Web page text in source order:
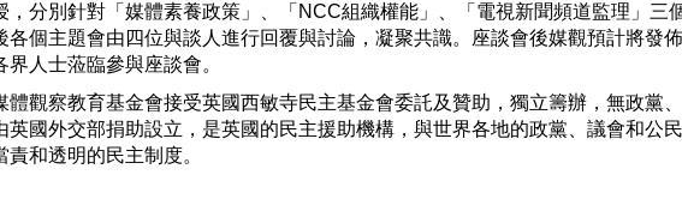
，分別針對「媒體素養政策」、「NCC組織權能」、「電視新聞頻道監理」三
個主題會由四位與談人進行回覆與討論，凝聚共識。座談會後媒觀預計將發
人士蒞臨參與座談會。
觀察教育基金會接受英國西敏寺民主基金會委託及贊助，獨立籌辦，無政黨
英國外交部捐助設立，是英國的民主援助機構，與世界各地的政黨、議會和公
和透明的民主制度。